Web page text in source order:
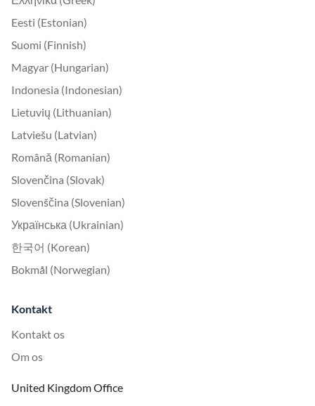
Eesti (Estonian)
Suomi (Finnish)
Magyar (Hungarian)
Indonesia (Indonesian)
Lietuvių (Lithuanian)
Latviešu (Latvian)
Română (Romanian)
Slovenčina (Slovak)
Slovenščina (Slovenian)
Українська (Ukrainian)
한국어 (Korean)
Bokmål (Norwegian)
Kontakt
Kontakt os
Om os
United Kingdom Office